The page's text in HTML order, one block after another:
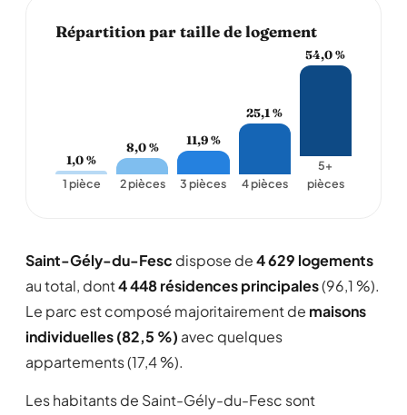
Répartition par taille de logement
1,0 %
1 pièce
8,0 %
2 pièces
11,9 %
3 pièces
25,1 %
4 pièces
54,0 %
5+
pièces
Saint-Gély-du-Fesc dispose de4 629 logements
au total, dont4 448 résidences principales(96,1 %).
Le parc est composé majoritairement de maisons
individuelles (82,5 %) avec quelques
appartements (17,4 %).
Les habitants de Saint-Gély-du-Fesc sont